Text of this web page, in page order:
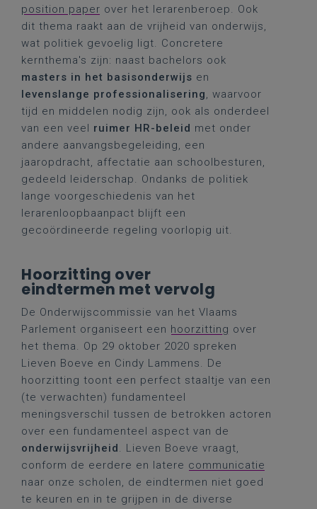
position paper over het lerarenberoep. Ook
dit thema raakt aan de vrijheid van onderwijs,
wat politiek gevoelig ligt. Concretere
kernthema's zijn: naast bachelors ook
masters in het basisonderwijs en
levenslange professionalisering, waarvoor
tijd en middelen nodig zijn, ook als onderdeel
van een veel ruimer HR-beleid met onder
andere aanvangsbegeleiding, een
jaaropdracht, affectatie aan schoolbesturen,
gedeeld leiderschap. Ondanks de politiek
lange voorgeschiedenis van het
lerarenloopbaanpact blijft een
gecoördineerde regeling voorlopig uit.
Hoorzitting over
eindtermen met vervolg
De Onderwijscommissie van het Vlaams
Parlement organiseert een hoorzitting over
het thema. Op 29 oktober 2020 spreken
Lieven Boeve en Cindy Lammens. De
hoorzitting toont een perfect staaltje van een
(te verwachten) fundamenteel
meningsverschil tussen de betrokken actoren
over een fundamenteel aspect van de
onderwijsvrijheid. Lieven Boeve vraagt,
conform de eerdere en latere communicatie
naar onze scholen, de eindtermen niet goed
te keuren en in te grijpen in de diverse